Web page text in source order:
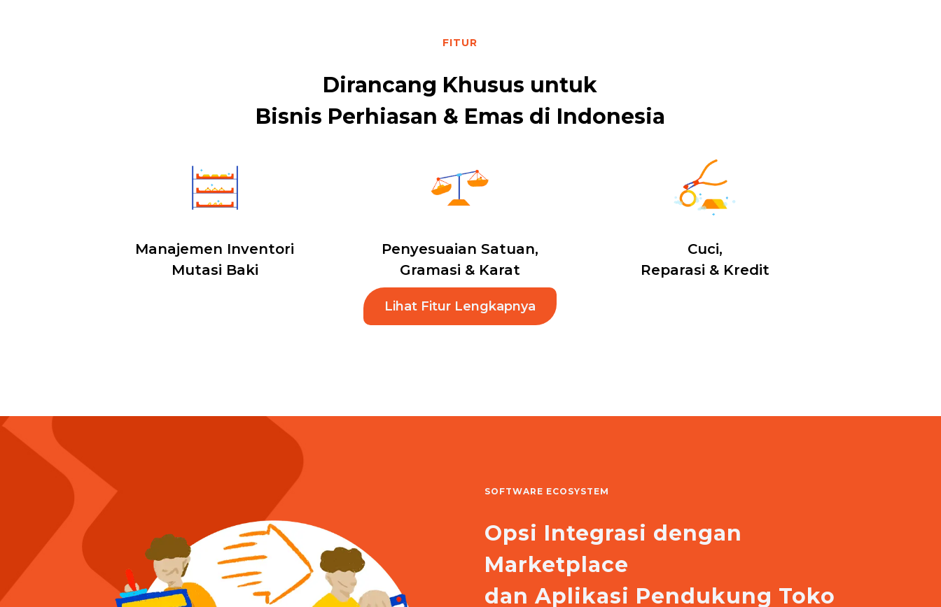
FITUR
Dirancang Khusus untuk
Bisnis Perhiasan & Emas di Indonesia
Manajemen Inventori
Mutasi Baki
Penyesuaian Satuan,
Gramasi & Karat
Cuci,
Reparasi & Kredit
Lihat Fitur Lengkapnya
SOFTWARE ECOSYSTEM
Opsi Integrasi dengan
Marketplace
dan Aplikasi Pendukung Toko